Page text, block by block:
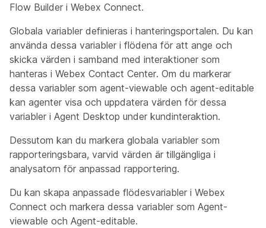
Flow Builder i Webex Connect.
Globala variabler definieras i hanteringsportalen. Du kan
använda dessa variabler i flödena för att ange och
skicka värden i samband med interaktioner som
hanteras i Webex Contact Center. Om du markerar
dessa variabler som agent-viewable och agent-editable
kan agenter visa och uppdatera värden för dessa
variabler i Agent Desktop under kundinteraktion.
Dessutom kan du markera globala variabler som
rapporteringsbara, varvid värden är tillgängliga i
analysatorn för anpassad rapportering.
Du kan skapa anpassade flödesvariabler i Webex
Connect och markera dessa variabler som Agent-
viewable och Agent-editable.